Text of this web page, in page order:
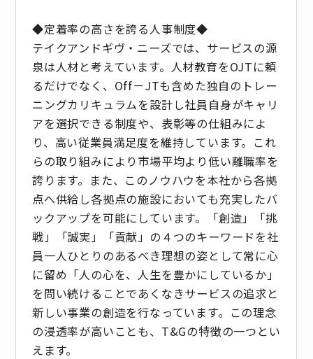
◆定着率の高さを誇る人事制度◆
テイクアンドギヴ・ニーズでは、サービスの源
泉は人材と考えています。人材教育をOJTに頼
るだけでなく、Off－JTも含めた独自のトレー
ニングカリキュラムを設計し社員自身がキャリ
アを選択できる制度や、表彰等の仕組みによ
り、高い従業員満足度を維持しています。これ
らの取り組みにより市場平均より低い離職率を
誇ります。また、このノウハウを本社から各拠
点へ供給し各拠点の施設においても充実したバ
ックアップを可能にしています。「創造」「挑
戦」「誠実」「貢献」の４つのキーワードを社
員一人ひとりのあるべき理想の姿として常に心
に留め「人の心を、人生を豊かにしているか」
を問い続けることであくなきサービスの追求と
新しい事業の創造を行なっています。この理念
の浸透率が高いことも、T&Gの特徴の一つとい
えます。